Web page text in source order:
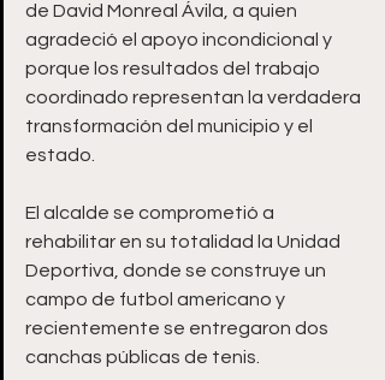
de David Monreal Ávila, a quien
agradeció el apoyo incondicional y
porque los resultados del trabajo
coordinado representan la verdadera
transformación del municipio y el
estado.
El alcalde se comprometió a
rehabilitar en su totalidad la Unidad
Deportiva, donde se construye un
campo de futbol americano y
recientemente se entregaron dos
canchas públicas de tenis.